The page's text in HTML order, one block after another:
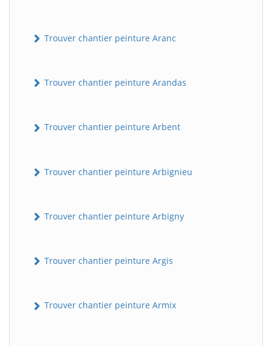
Trouver chantier peinture Aranc
Trouver chantier peinture Arandas
Trouver chantier peinture Arbent
Trouver chantier peinture Arbignieu
Trouver chantier peinture Arbigny
Trouver chantier peinture Argis
Trouver chantier peinture Armix